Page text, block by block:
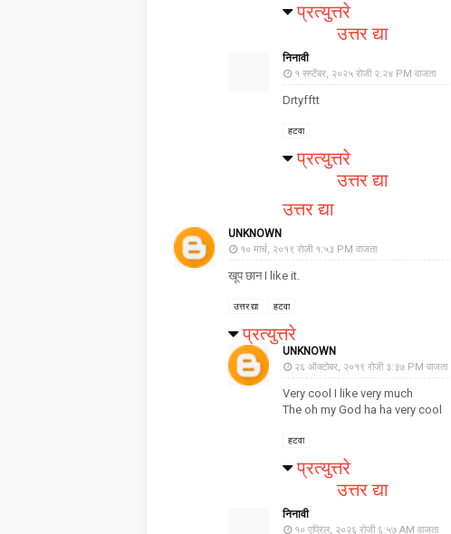
प्रत्युत्तरे
उत्तर द्या
निनावी
१ सप्टेंबर, २०२५ रोजी २:२४ PM वाजता
Drtyfftt
हटवा
प्रत्युत्तरे
उत्तर द्या
उत्तर द्या
UNKNOWN
१० मार्च, २०१९ रोजी १:५३ PM वाजता
खूप छान I like it.
उत्तर द्या हटवा
प्रत्युत्तरे
UNKNOWN
२६ ऑक्टोबर, २०१९ रोजी ३:३७ PM वाजता
Very cool I like very much
The oh my God ha ha very cool
हटवा
प्रत्युत्तरे
उत्तर द्या
निनावी
१० एप्रिल, २०२६ रोजी ६:५७ AM वाजता